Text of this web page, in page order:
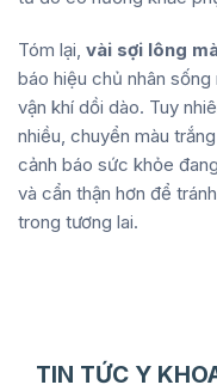
Tóm lại, vài sợi lông
báo hiệu chủ nhân
vận khí dồi dào. Tuy
nhiều, chuyển màu
cảnh báo sức khỏe
và cẩn thận hơn để
trong tương lai.
TIN TỨC Y